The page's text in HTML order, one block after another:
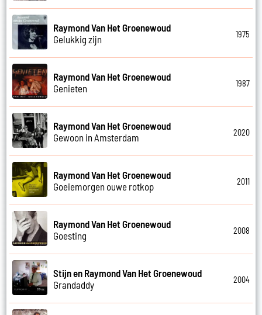
Raymond Van Het Groenewoud
Gelukkig zijn
1975
Raymond Van Het Groenewoud
Genieten
1987
Raymond Van Het Groenewoud
Gewoon in Amsterdam
2020
Raymond Van Het Groenewoud
Goeiemorgen ouwe rotkop
2011
Raymond Van Het Groenewoud
Goesting
2008
Stijn en Raymond Van Het Groenewoud
Grandaddy
2004